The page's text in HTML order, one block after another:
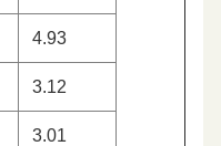
4.93
3.12
3.01